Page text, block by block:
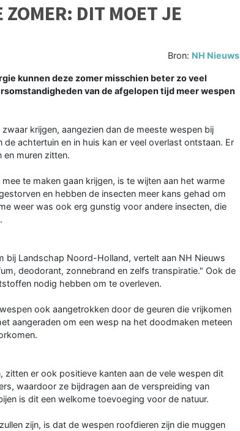
ZOMER: DIT MOET JE
Bron: NH Nieuws
kunnen deze zomer misschien beter zo veel
van de afgelopen tijd meer wespen
krijgen, aangezien dan de meeste wespen bij
achtertuin en in huis kan er veel overlast ontstaan. Er
en muren zitten.
te maken gaan krijgen, is te wijten aan het warme
en hebben de insecten meer kans gehad om
weer was ook erg gunstig voor andere insecten, die
bij Landschap Noord-Holland, vertelt aan NH Nieuws
deodorant, zonnebrand en zelfs transpiratie." Ook de
nodig hebben om te overleven.
ook aangetrokken door de geuren die vrijkomen
aangeraden om een wesp na het doodmaken meteen
zitten er ook positieve kanten aan de vele wespen dit
waardoor ze bijdragen aan de verspreiding van
is dit een welkome toevoeging voor de natuur.
zijn, is dat de wespen roofdieren zijn die muggen